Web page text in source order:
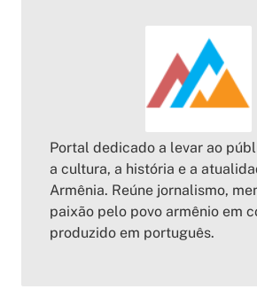
Portal dedicado a levar ao
a cultura, a história e a
Armênia. Reúne jornalismo,
paixão pelo povo armênio em
produzido em português.